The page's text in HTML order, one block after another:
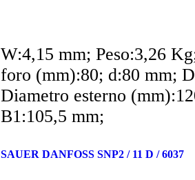
W:4,15 mm; Peso:3,26
foro (mm):80; d:80 mm;
Diametro esterno
B1:105,5 mm;
SAUER DANFOSS SNP2 / 11 D / 6037